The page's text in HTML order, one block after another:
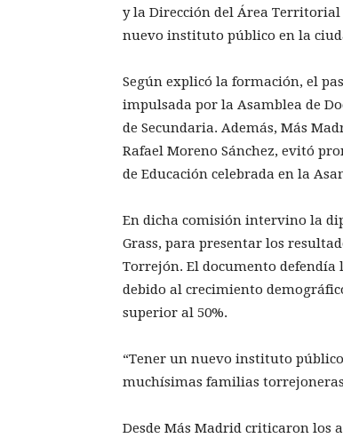
y la Dirección del Área Territorial
nuevo instituto público en la
Según explicó la formación, el
impulsada por la Asamblea de
de Secundaria. Además, Más
Rafael Moreno Sánchez, evitó
de Educación celebrada en la
En dicha comisión intervino la
Grass, para presentar los
Torrejón. El documento
debido al crecimiento
superior al 50%.
“Tener un nuevo instituto
muchísimas familias
Desde Más Madrid criticaron los